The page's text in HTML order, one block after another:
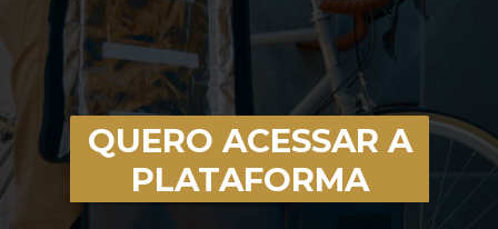
QUERO ACESSAR A
PLATAFORMA